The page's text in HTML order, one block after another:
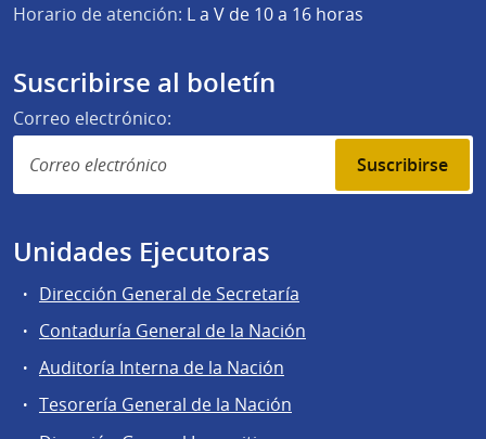
Horario de atención: L a V de 10 a 16 horas
Suscribirse al boletín
Correo electrónico:
Suscribirse
Unidades Ejecutoras
Dirección General de Secretaría
Contaduría General de la Nación
Auditoría Interna de la Nación
Tesorería General de la Nación